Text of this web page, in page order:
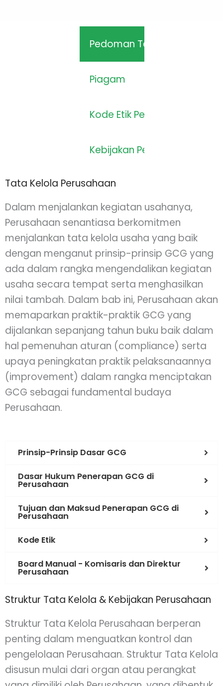
Pedoman Tata Kelola
Piagam
Kode Etik Perusahaan
Kebijakan Perusahaan
Tata Kelola Perusahaan
Dalam menjalankan kegiatan usahanya,
Perusahaan senantiasa berkomitmen
menjalankan tata kelola usaha yang baik
dengan menganut prinsip-prinsip GCG yang
ada dalam rangka mengendalikan kegiatan
usaha secara tempat serta menghasilkan
nilai tambah. Dalam bab ini, Perusahaan akan
memaparkan praktik-praktik GCG yang
dijalankan sepanjang tahun buku baik dalam
hal pemenuhan aturan (compliance) serta
upaya peningkatan praktik pelaksanaannya
(improvement) dalam rangka menciptakan
GCG sebagai fundamental budaya
Perusahaan.
Prinsip-Prinsip Dasar GCG
Dasar Hukum Penerapan GCG di
Perusahaan
Tujuan dan Maksud Penerapan GCG di
Perusahaan
Kode Etik
Board Manual - Komisaris dan Direktur
Perusahaan
Struktur Tata Kelola & Kebijakan Perusahaan
Struktur Tata Kelola Perusahaan berperan
penting dalam menguatkan kontrol dan
pengelolaan Perusahaan. Struktur Tata Kelola
disusun mulai dari organ atau perangkat